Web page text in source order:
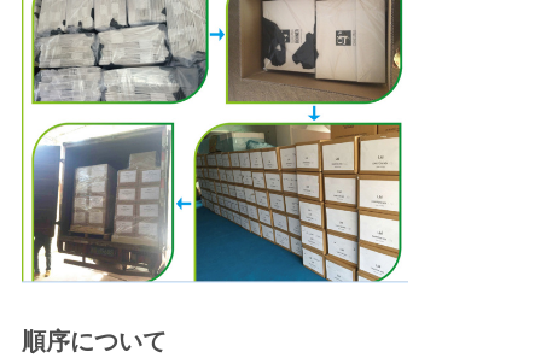
順序について